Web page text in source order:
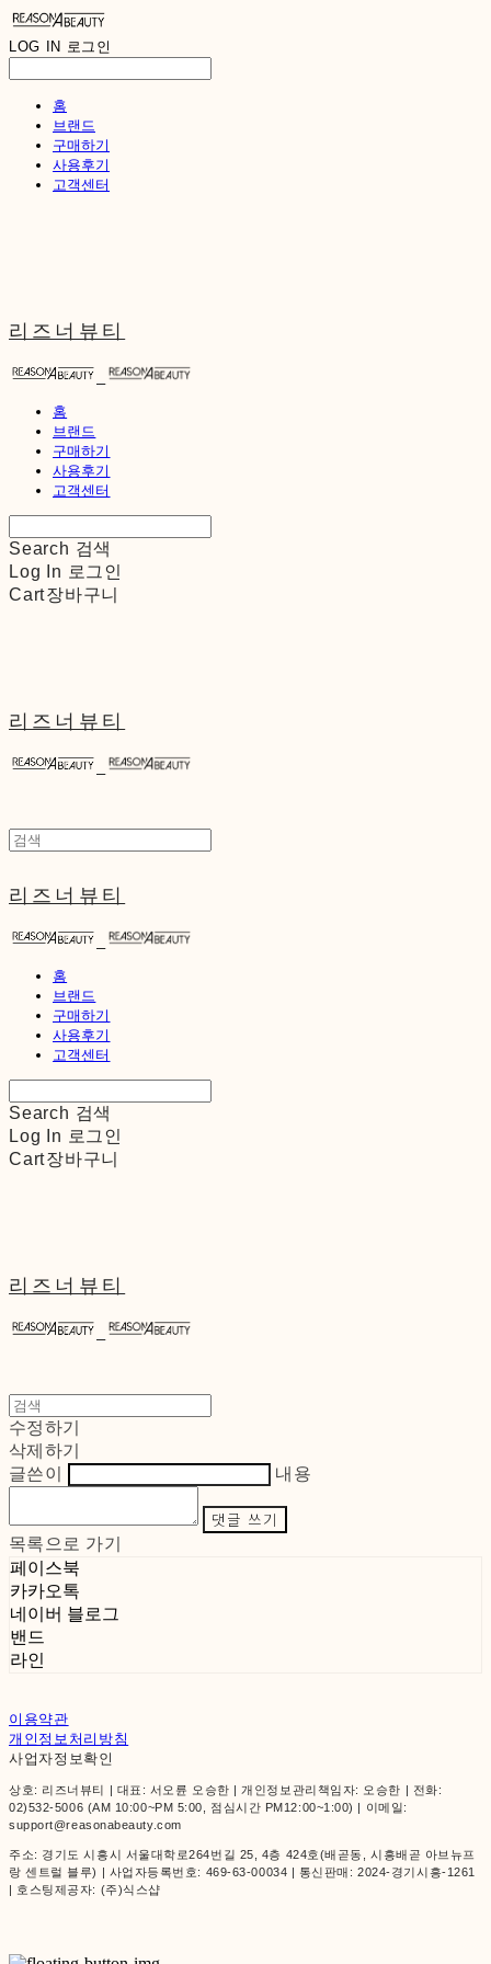
LOG IN 로그인
홈
브랜드
구매하기
사용후기
고객센터
리즈너뷰티
홈
브랜드
구매하기
사용후기
고객센터
Search 검색
Log In 로그인
Cart장바구니
리즈너뷰티
리즈너뷰티
홈
브랜드
구매하기
사용후기
고객센터
Search 검색
Log In 로그인
Cart장바구니
리즈너뷰티
수정하기
삭제하기
글쓴이
내용
댓글 쓰기
목록으로 가기
페이스북
카카오톡
네이버 블로그
밴드
라인
이용약관
개인정보처리방침
사업자정보확인
상호: 리즈너뷰티 | 대표: 서오륜 오승한 | 개인정보관리책임자: 오승한 | 전화:
02)532-5006 (AM 10:00~PM 5:00, 점심시간 PM12:00~1:00) | 이메일:
support@reasonabeauty.com
주소: 경기도 시흥시 서울대학로264번길 25, 4층 424호(배곧동, 시흥배곧 아브뉴프
랑 센트럴 블루) | 사업자등록번호: 469-63-00034 | 통신판매:2024-경기시흥-1261
| 호스팅제공자: (주)식스샵